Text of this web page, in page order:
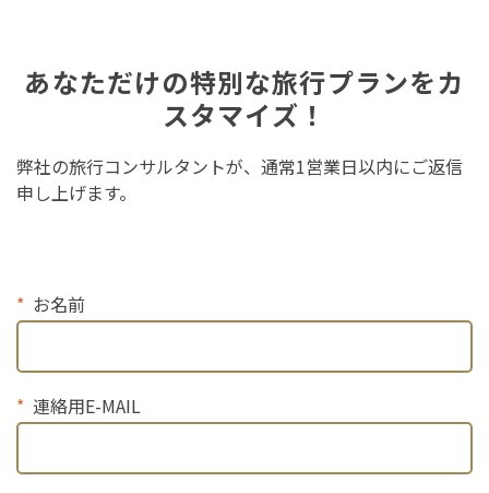
あなただけの特別な旅行プランをカ
スタマイズ！
弊社の旅行コンサルタントが、通常1営業日以内にご返信
申し上げます。
お名前
連絡用E-MAIL